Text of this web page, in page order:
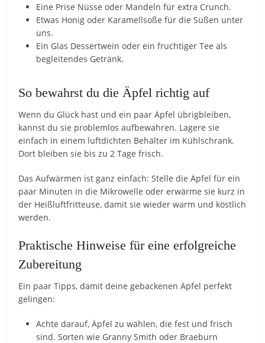
Eine Prise Nüsse oder Mandeln für extra Crunch.
Etwas Honig oder Karamellsoße für die Süßen unter
uns.
Ein Glas Dessertwein oder ein fruchtiger Tee als
begleitendes Getränk.
So bewahrst du die Äpfel richtig auf
Wenn du Glück hast und ein paar Äpfel übrigbleiben,
kannst du sie problemlos aufbewahren. Lagere sie
einfach in einem luftdichten Behälter im Kühlschrank.
Dort bleiben sie bis zu 2 Tage frisch.
Das Aufwärmen ist ganz einfach: Stelle die Äpfel für ein
paar Minuten in die Mikrowelle oder erwärme sie kurz in
der Heißluftfritteuse, damit sie wieder warm und köstlich
werden.
Praktische Hinweise für eine erfolgreiche
Zubereitung
Ein paar Tipps, damit deine gebackenen Äpfel perfekt
gelingen:
Achte darauf, Äpfel zu wählen, die fest und frisch
sind. Sorten wie Granny Smith oder Braeburn